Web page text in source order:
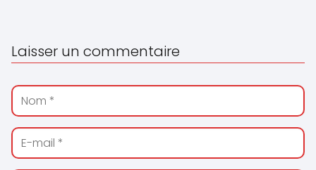
Laisser un commentaire